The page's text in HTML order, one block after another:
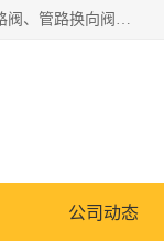
永嘉宣久机械科技有限公司主营：Y型换向阀、粉体换向阀、板式换向阀、三通换向阀、三通换向器、三通分路阀、管路换向阀等产品及服务。
公司动态